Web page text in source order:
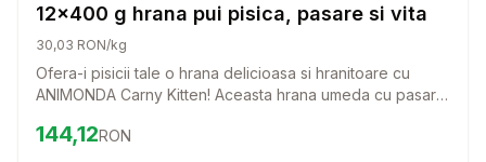
12x400 g hrana pui pisica, pasare si vita
30,03 RON/kg
Ofera-i pisicii tale o hrana delicioasa si hranitoare cu
ANIMONDA Carny Kitten! Aceasta hrana umeda cu pasare
a pisicilor tale de toate varstele.
Preț:144.12
144,12RON